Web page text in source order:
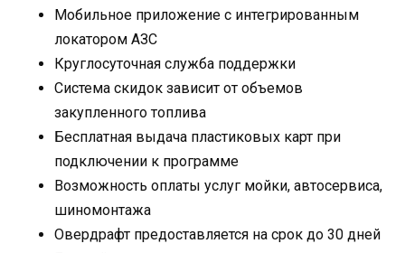
Мобильное приложение с интегрированным
локатором АЗС
Круглосуточная служба поддержки
Система скидок зависит от объемов
закупленного топлива
Бесплатная выдача пластиковых карт при
подключении к программе
Возможность оплаты услуг мойки, автосервиса,
шиномонтажа
Овердрафт предоставляется на срок до 30 дней